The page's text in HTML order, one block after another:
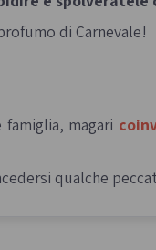
di Carnevale!
magari
qualche